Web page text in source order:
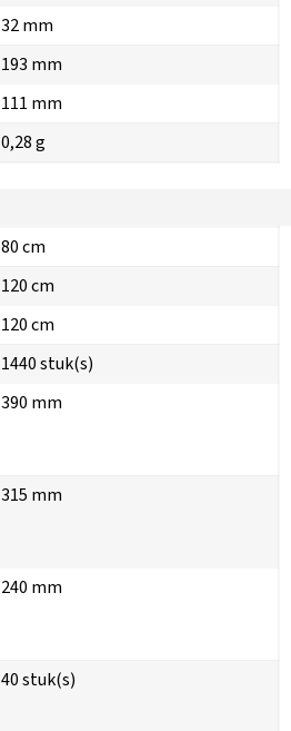
32 mm
193 mm
111 mm
0,28 g
80 cm
120 cm
120 cm
1440 stuk(s)
390 mm
315 mm
240 mm
40 stuk(s)